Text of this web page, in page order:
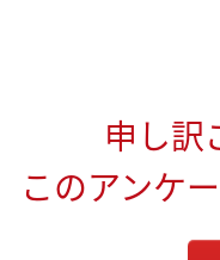
申し訳
このアンケ